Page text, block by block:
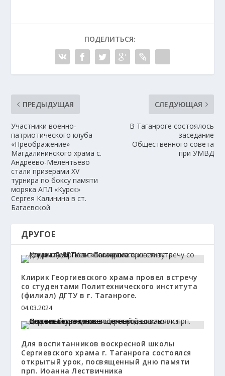
ПОДЕЛИТЬСЯ:
ПРЕДЫДУЩАЯ
Участники военно-
патриотического клуба
«Преображение»
Магдалининского храма с.
Андреево-Мелентьево
стали призерами XV
турнира по боксу памяти
моряка АПЛ «Курск»
Сергея Калинина в ст.
Багаевской
СЛЕДУЮЩАЯ
В Таганроге состоялось
заседание
Общественного совета
при УМВД
ДРУГОЕ
Клирик Георгиевского храма провел встречу
со студентами Политехнического института
(филиал) ДГТУ в г. Таганроге.
04.03.2024
Для воспитанников воскресной школы
Сергиевского храма г. Таганрога состоялся
открытый урок, посвященный дню памяти
прп. Иоанна Лествичника